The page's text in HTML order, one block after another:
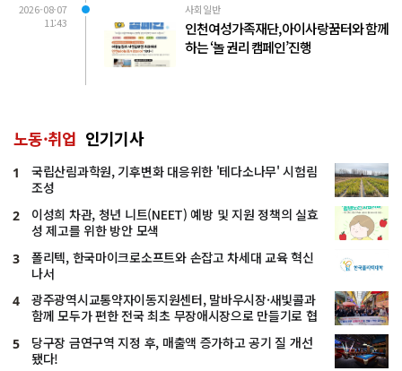
2026-08-07
11:43
사회일반
인천여성가족재단, 아이사랑꿈터와 함께
하는 ‘놀 권리 캠페인’진행
노동·취업 인기기사
1
국립산림과학원, 기후변화 대응위한 '테다소나무' 시험림
조성
2
이성희 차관, 청년 니트(NEET) 예방 및 지원 정책의 실효
성 제고를 위한 방안 모색
3
폴리텍, 한국마이크로소프트와 손잡고 차세대 교육 혁신
나서
4
광주광역시교통약자이동지원센터, 말바우시장·새빛콜과
함께 모두가 편한 전국 최초 무장애시장으로 만들기로 협
5
당구장 금연구역 지정 후, 매출액 증가하고 공기 질 개선
됐다!